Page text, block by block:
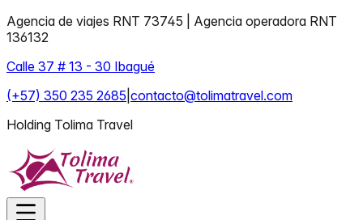
Agencia de viajes RNT 73745 | Agencia operadora RNT
136132
Calle 37 # 13 - 30 Ibagué
(+57) 350 235 2685 contacto@tolimatravel.com
Holding Tolima Travel